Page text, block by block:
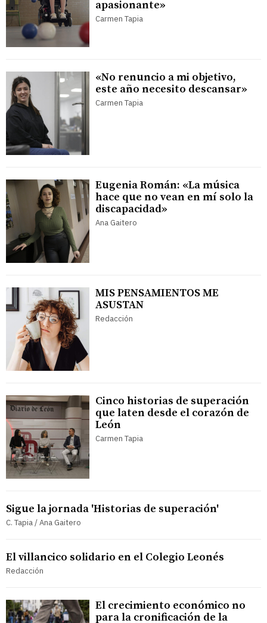
apasionante»
Carmen Tapia
«No renuncio a mi objetivo,
este año necesito descansar»
Carmen Tapia
Eugenia Román: «La música
hace que no vean en mí solo la
discapacidad»
Ana Gaitero
MIS PENSAMIENTOS ME
ASUSTAN
Redacción
Cinco historias de superación
que laten desde el corazón de
León
Carmen Tapia
Sigue la jornada 'Historias de superación'
C. Tapia / Ana Gaitero
El villancico solidario en el Colegio Leonés
Redacción
El crecimiento económico no
para la cronificación de la